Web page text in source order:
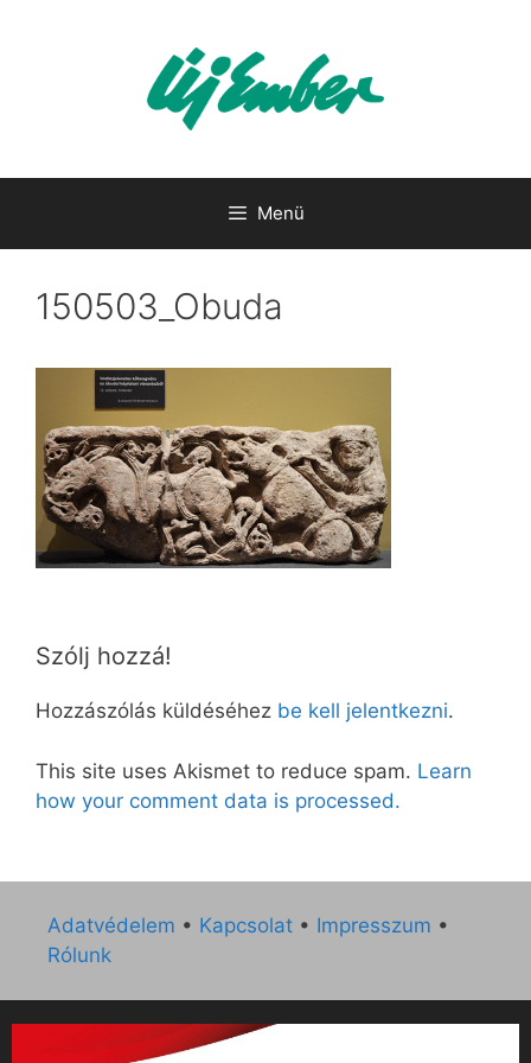
Menü
150503_Obuda
Szólj hozzá!
Hozzászólás küldéséhez be kell jelentkezni.
This site uses Akismet to reduce spam. Learn
how your comment data is processed.
Adatvédelem • Kapcsolat • Impresszum •
Rólunk